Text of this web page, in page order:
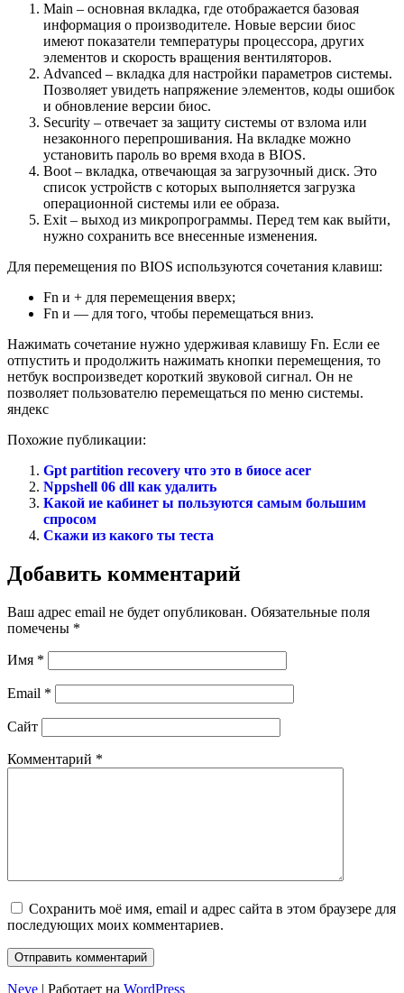
Main – основная вкладка, где отображается базовая
информация о производителе. Новые версии биос
имеют показатели температуры процессора, других
элементов и скорость вращения вентиляторов.
Advanced – вкладка для настройки параметров системы.
Позволяет увидеть напряжение элементов, коды ошибок
и обновление версии биос.
Security – отвечает за защиту системы от взлома или
незаконного перепрошивания. На вкладке можно
установить пароль во время входа в BIOS.
Boot – вкладка, отвечающая за загрузочный диск. Это
список устройств с которых выполняется загрузка
операционной системы или ее образа.
Exit – выход из микропрограммы. Перед тем как выйти,
нужно сохранить все внесенные изменения.
Для перемещения по BIOS используются сочетания клавиш:
Fn и + для перемещения вверх;
Fn и — для того, чтобы перемещаться вниз.
Нажимать сочетание нужно удерживая клавишу Fn. Если ее
отпустить и продолжить нажимать кнопки перемещения, то
нетбук воспроизведет короткий звуковой сигнал. Он не
позволяет пользователю перемещаться по меню системы.
яндекс
Похожие публикации:
Gpt partition recovery что это в биосе acer
Nppshell 06 dll как удалить
Какой ие кабинет ы пользуются самым большим
спросом
Скажи из какого ты теста
Добавить комментарий
Ваш адрес email не будет опубликован. Обязательные поля
помечены *
Имя *
Email *
Сайт
Комментарий *
Сохранить моё имя, email и адрес сайта в этом браузере для
последующих моих комментариев.
Neve | Работает на WordPress